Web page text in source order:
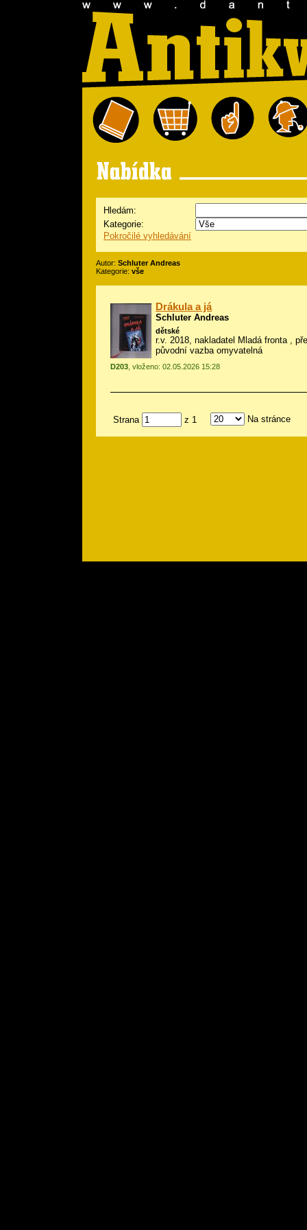
Hledám:
Kategorie:
Pokročilé vyhledávání
Autor: Schluter Andreas
Kategorie: vše
Drákula a já
Schluter Andreas
dětské
r.v. 2018, nakladatel Mladá fronta ,
původní vazba omyvatelná
D203 , vloženo: 02.05.2026 15:28
Strana z 1 Na stránce